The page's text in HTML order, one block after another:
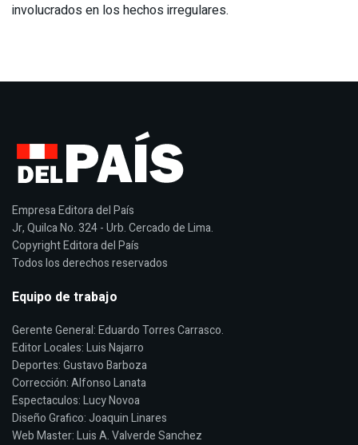
involucrados en los hechos irregulares.
Empresa Editora del País
Jr, Quilca No. 324 - Urb. Cercado de Lima.
Copyright Editora del País
Todos los derechos reservados
Equipo de trabajo
Gerente General: Eduardo Torres Carrasco.
Editor Locales: Luis Najarro
Deportes: Gustavo Barboza
Corrección: Alfonso Lanata
Espectaculos: Lucy Novoa
Diseño Grafico: Joaquin Linares
Web Master: Luis A. Valverde Sanchez